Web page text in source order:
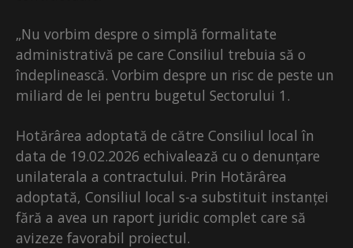
„Nu vorbim despre o simplă formalitate
administrativă pe care Consiliul trebuia să o
îndeplinească. Vorbim despre un risc de peste un
miliard de lei pentru bugetul Sectorului 1.
Hotărârea adoptată de către Consiliul local în
data de 19.02.2026 echivalează cu o denunțare
unilaterala a contractului. Prin Hotărârea
adoptată, Consiliul local s-a substituit instanței
fără a avea un raport juridic complet care să
avizeze favorabil proiectul.